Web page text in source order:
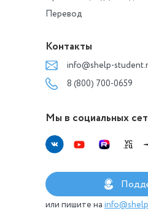
Перевод
Контакты
info@shelp-
8 (800) 700-0659
Мы в социальных
или пишите на